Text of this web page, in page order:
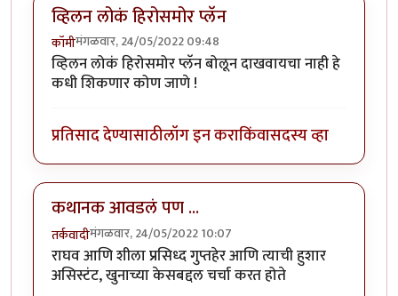
व्हिलन लोकं हिरोसमोर प्लॅन
कॉमीमंगळवार, 24/05/2022 09:48
व्हिलन लोकं हिरोसमोर प्लॅन बोलून दाखवायचा नाही हे
कधी शिकणार कोण जाणे !
प्रतिसाद देण्यासाठीलॉग इन कराकिंवासदस्य व्हा
कथानक आवडलं पण ...
तर्कवादीमंगळवार, 24/05/2022 10:07
राघव आणि शीला प्रसिध्द गुप्तहेर आणि त्याची हुशार
असिस्टंट, खुनाच्या केसबद्दल चर्चा करत होते